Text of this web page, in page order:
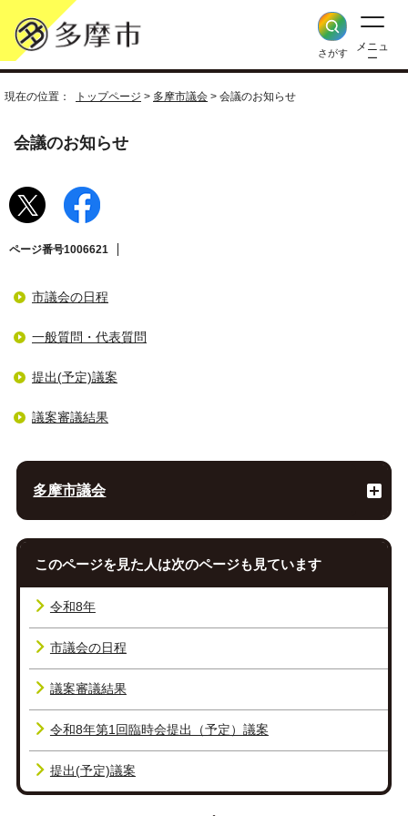
さがす
メニュ
ー
現在の位置： トップページ > 多摩市議会 > 会議のお知らせ
会議のお知らせ
ページ番号1006621
市議会の日程
一般質問・代表質問
提出(予定)議案
議案審議結果
多摩市議会
このページを見た人は次のページも見ています
令和8年
市議会の日程
議案審議結果
令和8年第1回臨時会提出（予定）議案
提出(予定)議案